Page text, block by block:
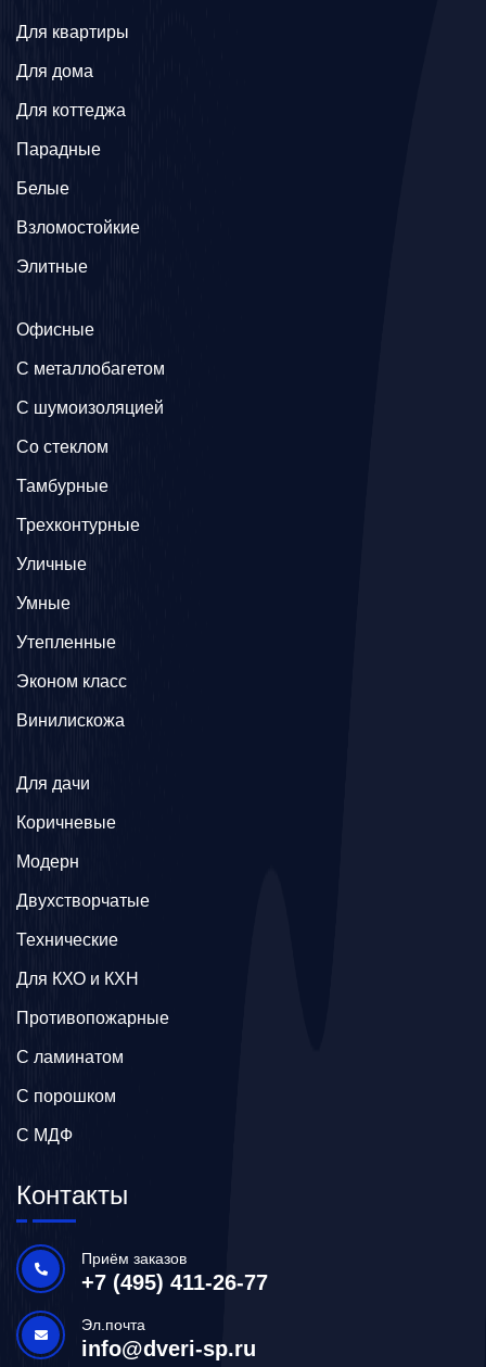
Для квартиры
Для дома
Для коттеджа
Парадные
Белые
Взломостойкие
Элитные
Офисные
C металлобагетом
С шумоизоляцией
Со стеклом
Тамбурные
Трехконтурные
Уличные
Умные
Утепленные
Эконом класс
Винилискожа
Для дачи
Коричневые
Модерн
Двухстворчатые
Технические
Для КХО и КХН
Противопожарные
С ламинатом
С порошком
С МДФ
Контакты
Приём заказов
+7 (495) 411-26-77
Эл.почта
info@dveri-sp.ru